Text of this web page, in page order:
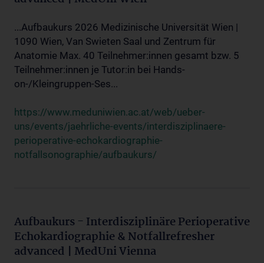
...Aufbaukurs 2026 Medizinische Universität Wien |
1090 Wien, Van Swieten Saal und Zentrum für
Anatomie Max. 40 Teilnehmer:innen gesamt bzw. 5
Teilnehmer:innen je Tutor:in bei Hands-
on-/Kleingruppen-Ses...
https://www.meduniwien.ac.at/web/ueber-
uns/events/jaehrliche-events/interdisziplinaere-
perioperative-echokardiographie-
notfallsonographie/aufbaukurs/
Aufbaukurs - Interdisziplinäre Perioperative
Echokardiographie & Notfallrefresher
advanced | MedUni Vienna